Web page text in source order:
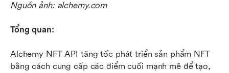
Nguồn ảnh: alchemy.com
Tổng quan:
Alchemy NFT API tăng tốc phát triển sản phẩm NFT
bằng cách cung cấp các điểm cuối mạnh mẽ để tạo,